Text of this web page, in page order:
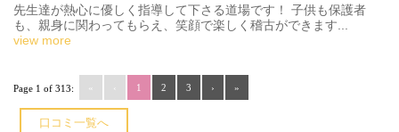
先生達が熱心に優しく指導して下さる道場です！ 子供も保護者
も、親身に関わってもらえ、笑顔で楽しく稽古ができます...
view more
Page 1 of 313: « ‹ 1 2 3 › »
口コミ一覧へ